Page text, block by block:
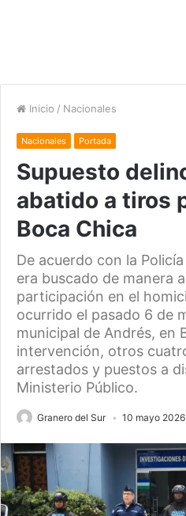
Inicio / Nacionales
Nacionales Portada
Supuesto
abatido a tiros
Boca Chica
De acuerdo con la
era buscado de manera
participación en el
ocurrido el pasado 6 de
municipal de Andrés, en
intervención, otros
arrestados y puestos a
Ministerio Público.
Granero del Sur 10 mayo 2026